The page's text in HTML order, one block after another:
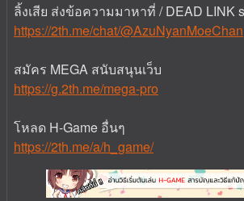
ลิ้งเสีย ส่งข้อความมาหาที่ / DEAD LINK
https://2th.me/chat/@AzuNyanMoeChan
สมัคร MEGA สนับสนุนเว็บ
https://g.2th.me/mega-pro
โหลด H-Game อื่นๆ
https://2th.me/a/h_game/